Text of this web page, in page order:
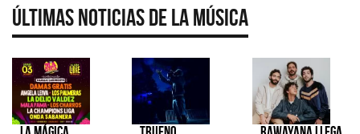
Últimas Noticias de la Música